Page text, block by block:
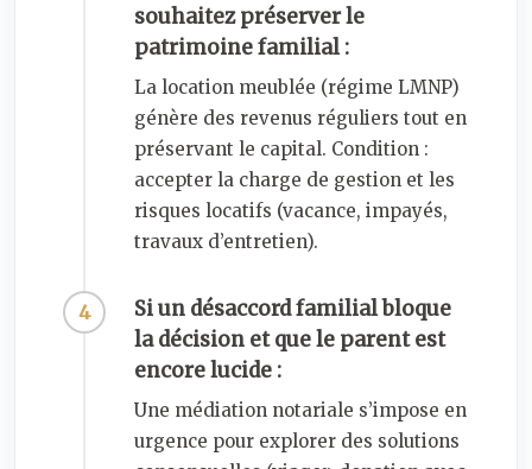
souhaitez préserver le
patrimoine familial :
La location meublée (régime LMNP)
génère des revenus réguliers tout en
préservant le capital. Condition :
accepter la charge de gestion et les
risques locatifs (vacance, impayés,
travaux d’entretien).
Si un désaccord familial bloque
la décision et que le parent est
encore lucide :
Une médiation notariale s’impose en
urgence pour explorer des solutions